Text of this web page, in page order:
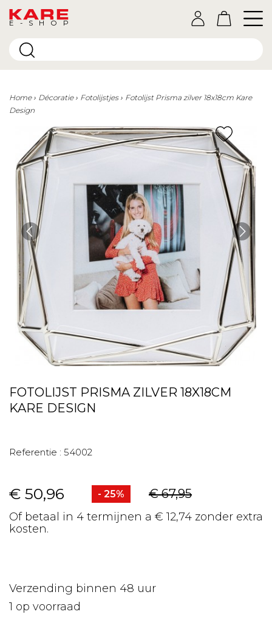
E-SHOP
Home Décoratie Fotolijstjes
Fotolijst Prisma zilver 18x18cm Kare
Design
FOTOLIJST PRISMA ZILVER 18X18CM
KARE DESIGN
Referentie : 54002
€ 50,96 - 25% € 67,95
Of betaal in 4 termijnen a € 12,74 zonder extra
kosten.
Verzending binnen 48 uur
1 op voorraad